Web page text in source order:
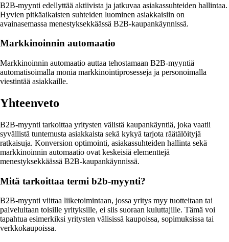
B2B-myynti edellyttää aktiivista ja jatkuvaa asiakassuhteiden hallintaa.
Hyvien pitkäaikaisten suhteiden luominen asiakkaisiin on
avainasemassa menestyksekkäässä B2B-kaupankäynnissä.
Markkinoinnin automaatio
Markkinoinnin automaatio auttaa tehostamaan B2B-myyntiä
automatisoimalla monia markkinointiprosesseja ja personoimalla
viestintää asiakkaille.
Yhteenveto
B2B-myynti tarkoittaa yritysten välistä kaupankäyntiä, joka vaatii
syvällistä tuntemusta asiakkaista sekä kykyä tarjota räätälöityjä
ratkaisuja. Konversion optimointi, asiakassuhteiden hallinta sekä
markkinoinnin automaatio ovat keskeisiä elementtejä
menestyksekkäässä B2B-kaupankäynnissä.
Mitä tarkoittaa termi b2b-myynti?
B2B-myynti viittaa liiketoimintaan, jossa yritys myy tuotteitaan tai
palveluitaan toisille yrityksille, ei siis suoraan kuluttajille. Tämä voi
tapahtua esimerkiksi yritysten välisissä kaupoissa, sopimuksissa tai
verkkokaupoissa.